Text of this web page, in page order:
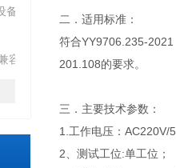
备
容测
二．适用标准：
符合YY9706.235-
201.108的要求。
三．主要技术参数：
1.工作电压：AC220V/
2、测试工位:单工位；